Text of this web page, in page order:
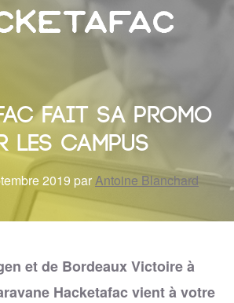
fait sa promo
les campus
2019 parAntoine Blanchard
et de Bordeaux Victoire à
Hacketafac vient à votre